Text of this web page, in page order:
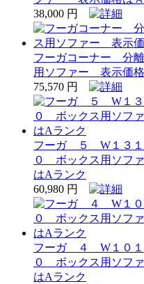
38,000 円
フーガコーナー 分
用ソファー 表示価
75,570 円
フーガ ５ W１３１
０ ボックス用ソフ
はAランク
60,980 円
フーガ ４ W１０１
０ ボックス用ソフ
はAランク